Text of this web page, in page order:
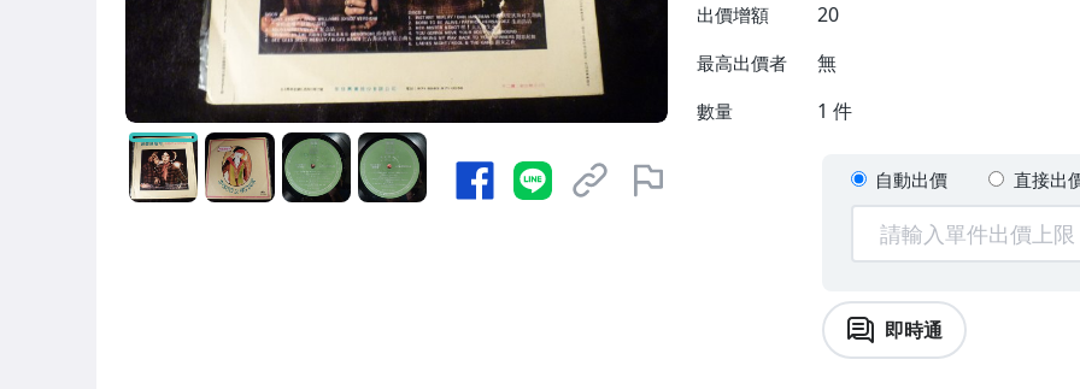
出價增額 20
最高出價者 無
數量 1 件
自動出價 直接出
即時通